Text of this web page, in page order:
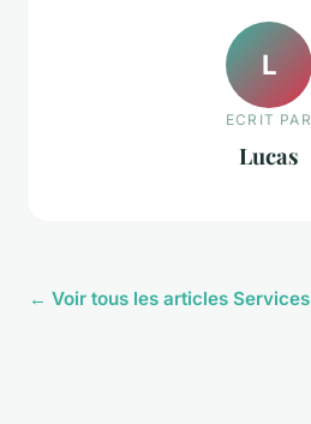
L
ECRIT PAR
Lucas
← Voir tous les articles Services